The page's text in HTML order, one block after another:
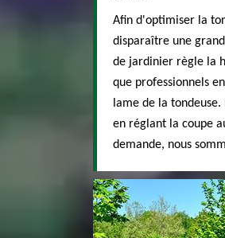
Afin d'optimiser la
disparaître une
de jardinier règle la
que professionnels
lame de la
en réglant la coupe
demande, nous